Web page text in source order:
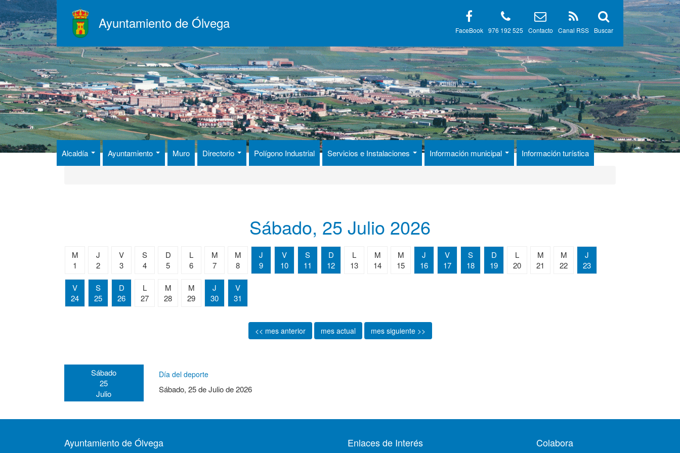
Pasar
al
contenido
principal
Ayuntamiento de Ólvega Buscar
Canal RSS
Contacto
976 192 525
FaceBook
Alcaldía Ayuntamiento Muro Directorio Polígono Industrial Servicios e Instalaciones Información municipal Información turística
Sábado, 25 Julio 2026
M
1
J
2
V
3
S
4
D
5
L
6
M
7
M
8
J
9
V
10
S
11
D
12
L
13
M
14
M
15
J
16
V
17
S
18
D
19
L
20
M
21
M
22
J
23
V
24
S
25
D
26
L
27
M
28
M
29
J
30
V
31
<< mes anterior mes actual mes siguiente >>
Sábado
25
Julio
Día del deporte
Sábado, 25 de Julio de 2026
Ayuntamiento de Ólvega Enlaces de Interés Colabora